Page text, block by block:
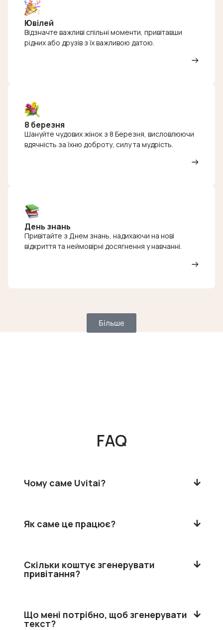
Ювілей
Відзначте важливі спільні моменти, привітавши
рідних або друзів з їх важливою датою.
8 березня
Шануйте чудових жінок з 8 Березня, висловлюючи
вдячність за їхню доброту, силу та мудрість.
День знань
Привітайте з Днем знань, надихаючи на нові
відкриття та неймовірні досягнення у навчанні.
Більше
FAQ
Чому саме Uvitai?
Як саме це працює?
Скільки коштує згенерувати
привітання?
Що мені потрібно, щоб згенерувати
текст?